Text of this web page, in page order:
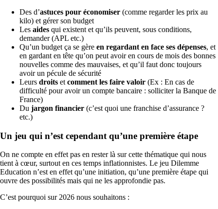
Des d’astuces pour économiser (comme regarder les prix au
kilo) et gérer son budget
Les aides qui existent et qu’ils peuvent, sous conditions,
demander (APL etc.)
Qu’un budget ça se gère en regardant en face ses dépenses, et
en gardant en tête qu’on peut avoir en cours de mois des bonnes
nouvelles comme des mauvaises, et qu’il faut donc toujours
avoir un pécule de sécurité
Leurs droits et comment les faire valoir (Ex : En cas de
difficulté pour avoir un compte bancaire : solliciter la Banque de
France)
Du jargon financier (c’est quoi une franchise d’assurance ?
etc.)
Un jeu qui n’est cependant qu’une première étape
On ne compte en effet pas en rester là sur cette thématique qui nous
tient à cœur, surtout en ces temps inflationnistes. Le jeu Dilemme
Education n’est en effet qu’une initiation, qu’une première étape qui
ouvre des possibilités mais qui ne les approfondie pas.
C’est pourquoi sur 2026 nous souhaitons :